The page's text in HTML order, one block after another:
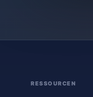
RESSOURCEN